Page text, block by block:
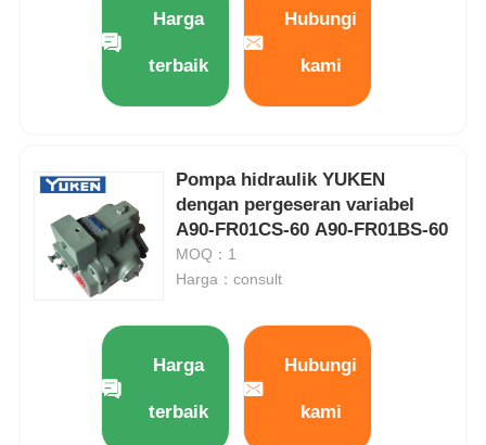
Harga
terbaik
Hubungi
kami
Pompa hidraulik YUKEN
dengan pergeseran variabel
A90-FR01CS-60 A90-FR01BS-60
MOQ：1
Harga：consult
Harga
terbaik
Hubungi
kami